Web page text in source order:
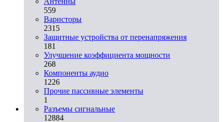
559
Варисторы
2315
Защитные устройства от перенапряжения
181
Улучшение коэффициента мощности
268
Компоненты аудио
1226
Прочие пассивные элементы
1
Разъeмы сигнальные
12884